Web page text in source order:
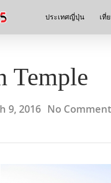
ประเทศญี่ปุ่น เที่
Temple
9, 2016 No